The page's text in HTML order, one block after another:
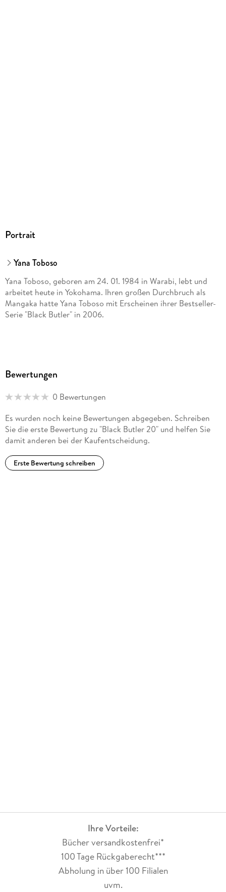
Portrait
Yana Toboso
Yana Toboso, geboren am 24. 01. 1984 in Warabi, lebt und
arbeitet heute in Yokohama. Ihren großen Durchbruch als
Mangaka hatte Yana Toboso mit Erscheinen ihrer Bestseller-
Serie "Black Butler" in 2006.
Bewertungen
0 Bewertungen
Es wurden noch keine Bewertungen abgegeben. Schreiben
Sie die erste Bewertung zu "Black Butler 20" und helfen Sie
damit anderen bei der Kaufentscheidung.
Erste Bewertung schreiben
Ihre Vorteile:
Bücher versandkostenfrei*
100 Tage Rückgaberecht***
Abholung in über 100 Filialen
uvm.